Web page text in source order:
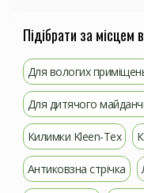
Підібрати за місцем
Для вологих
Для дитячого
Килимки Kleen-Tex
Антиковзна стрічка